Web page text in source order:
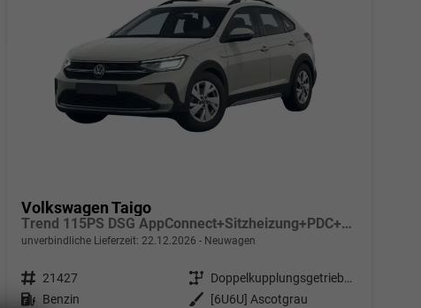
Volkswagen Taigo
Trend 115PS DSG AppConnect+Sitzheizung+PDC+Alu16+LED+DAB+FrontAssist
unverbindliche Lieferzeit: 22.12.2026 Neuwagen
Fahrzeugnr. 21427 Getriebe
Doppelkupplungsgetriebe (DSG)
Kraftstoff Benzin Außenfarbe
[6U6U] Ascotgrau